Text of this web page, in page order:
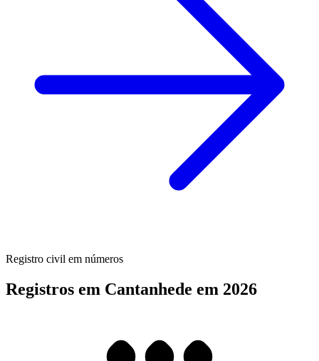
Registro civil em números
Registros em Cantanhede em 2026